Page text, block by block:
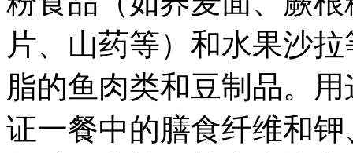
片、山药等）和水果沙
脂的鱼肉类和豆制品。
证一餐中的膳食纤维和